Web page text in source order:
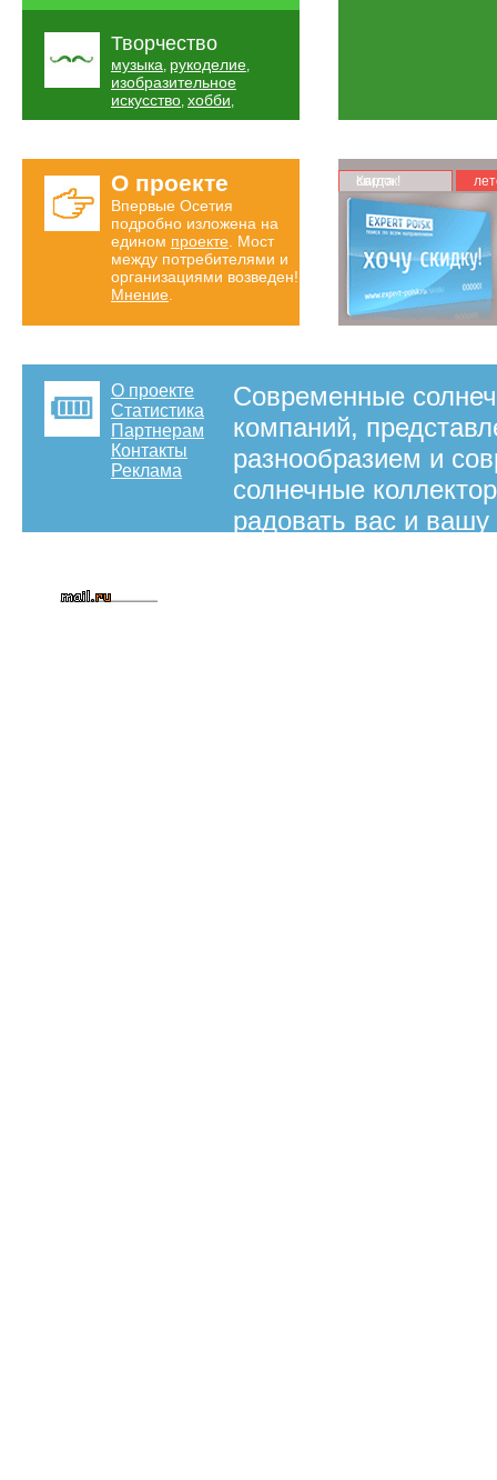
Творчество
музыка, рукоделие,
изобразительное
искусство, хобби,
О проекте
Впервые Осетия
подробно изложена на
едином проекте . Мост
между потребителями и
организациями возведен!
Мнение
Карта скидок!
О проекте
Статистика
Партнерам
Контакты
Реклама
Современные
компаний,
разнообразием и
солнечные
радовать вас и